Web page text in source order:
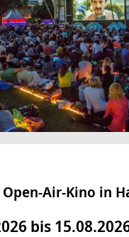
Open-Air-Kino in
bis